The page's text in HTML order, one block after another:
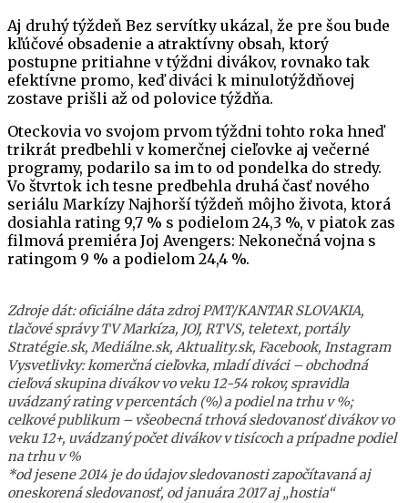
Aj druhý týždeň Bez servítky ukázal, že pre šou bude
kľúčové obsadenie a atraktívny obsah, ktorý
postupne pritiahne v týždni divákov, rovnako tak
efektívne promo, keď diváci k minulotýždňovej
zostave prišli až od polovice týždňa.
Oteckovia vo svojom prvom týždni tohto roka hneď
trikrát predbehli v komerčnej cieľovke aj večerné
programy, podarilo sa im to od pondelka do stredy.
Vo štvrtok ich tesne predbehla druhá časť nového
seriálu Markízy Najhorší týždeň môjho života, ktorá
dosiahla rating 9,7 % s podielom 24,3 %, v piatok zas
filmová premiéra Joj Avengers: Nekonečná vojna s
ratingom 9 % a podielom 24,4 %.
Zdroje dát: oficiálne dáta zdroj PMT/KANTAR SLOVAKIA,
tlačové správy TV Markíza, JOJ, RTVS, teletext, portály
Stratégie.sk, Mediálne.sk, Aktuality.sk, Facebook, Instagram
Vysvetlivky: komerčná cieľovka, mladí diváci – obchodná
cieľová skupina divákov vo veku 12-54 rokov, spravidla
uvádzaný rating v percentách (%) a podiel na trhu v %;
celkové publikum – všeobecná trhová sledovanosť divákov vo
veku 12+, uvádzaný počet divákov v tisícoch a prípadne podiel
na trhu v %
*od jesene 2014 je do údajov sledovanosti započítavaná aj
oneskorená sledovanosť, od januára 2017 aj „hostia“